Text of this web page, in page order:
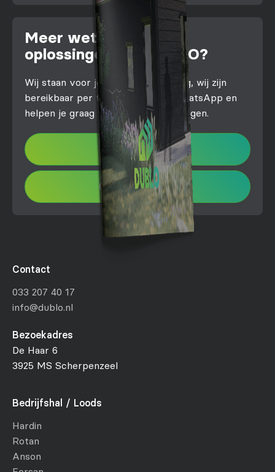
Meer weten over de
oplossingen van DUBLO?
Wij staan voor je klaar! Stel je vraag, wij zijn
bereikbaar per telefoon, mail of WhatsApp en
helpen je graag verder met al je vragen.
info@dublo.nl
033 – 207 40 17
Contact
033 207 40 17
info@dublo.nl
Bezoekadres
De Haar 6
3925 MS Scherpenzeel
Bedrijfshal / Loods
Hardin
Rotan
Anson